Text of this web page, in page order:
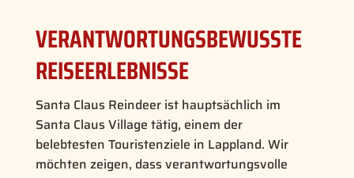
VERANTWORTUNGSBEWUSSTE
REISEERLEBNISSE
Santa Claus Reindeer ist hauptsächlich im
Santa Claus Village tätig, einem der
belebtesten Touristenziele in Lappland. Wir
möchten zeigen, dass verantwortungsvolle